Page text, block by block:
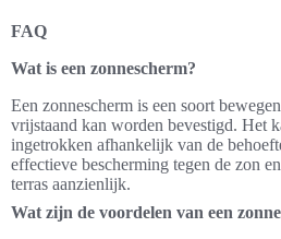
FAQ
Wat is een zonnescherm?
Een zonnescherm is een soort
vrijstaand kan worden bevestigd. Het
ingetrokken afhankelijk van de
effectieve bescherming tegen de zon
terras aanzienlijk.
Wat zijn de voordelen van een